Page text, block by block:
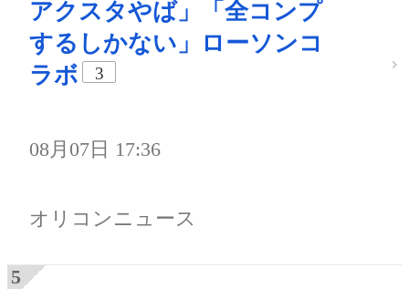
アクスタやば」「全コンプ
するしかない」ローソンコ
ラボ
3
08月07日 17:36
オリコンニュース